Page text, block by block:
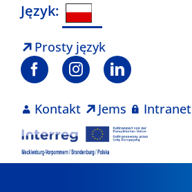
Skip
content
Język:
Prosty język
Kontakt Jems Intranet